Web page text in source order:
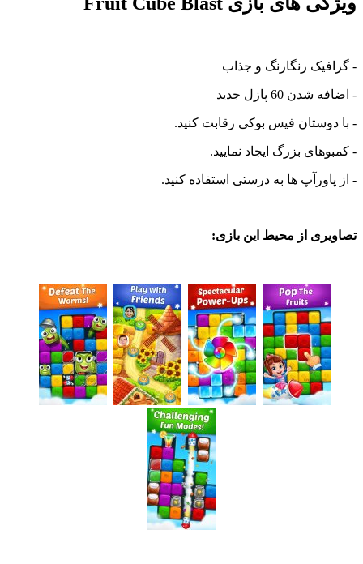
رنگارنگ و جذاب
60 پازل جدید
فیس بوکی رقابت کنید.
بزرگ ایجاد نمایید.
ها به درستی استفاده کنید.
از محیط این بازی: